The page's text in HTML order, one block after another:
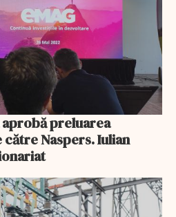
preluarea
către Naspers. Iulian